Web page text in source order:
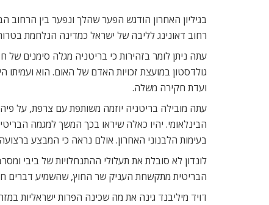
בגיליון האחרון הודגש הפער שהלך ונפער בין הרחוב
רחוב דאונינג לליבה של ישראל כמדינה הנלחמת
עתה ניתן לומר בזהירות כי בריטניה מגלה סימנים של
גולדסטון במועצת זכויות האדם של האום. הוא
ועדת חקירה משלה.
עתה מובילה בריטניה יוזמה משותפת עם צרפת, על
הבינלאומי. יהיו כאלה שיראו בכך המשך למגמה
בעימות הלבנוני האחרון. אולם נראה כי המבצע
לונדון לא סובלת את תעלולי ההתנחלויות של ביבי
הבריטית מתקשחת העניק שר החוץ, שהשמיע דברים
דויד מיליבנד גינה את מה שכינה הפרות ישראליות